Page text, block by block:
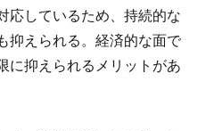
応しているため、持続的な
抑えられる。経済的な面で
に抑えられるメリットがあ